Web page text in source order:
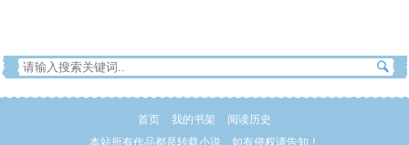
首页 我的书架
阅读历史
本站所有作品都是转载小说，如有侵权请告知！